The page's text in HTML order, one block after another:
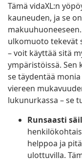
Tämä vidaXL:n
kauneuden, ja se
ulkomuoto tekevät
– voit käyttää sitä
ympäristöissä. Sen
se täydentää
viereen
lukunurkassa – se
Runsaasti
helppoa ja
ulottuvilla.